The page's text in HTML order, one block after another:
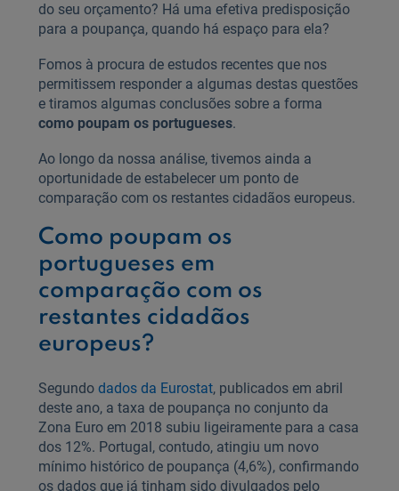
do seu orçamento? Há uma efetiva predisposição
para a poupança, quando há espaço para ela?
Fomos à procura de estudos recentes que nos
permitissem responder a algumas destas questões
e tiramos algumas conclusões sobre a forma
como poupam os portugueses.
Ao longo da nossa análise, tivemos ainda a
oportunidade de estabelecer um ponto de
comparação com os restantes cidadãos europeus.
Como poupam os
portugueses em
comparação com os
restantes cidadãos
europeus?
Segundo dados da Eurostat, publicados em abril
deste ano, a taxa de poupança no conjunto da
Zona Euro em 2018 subiu ligeiramente para a casa
dos 12%. Portugal, contudo, atingiu um novo
mínimo histórico de poupança (4,6%), confirmando
os dados que já tinham sido divulgados pelo